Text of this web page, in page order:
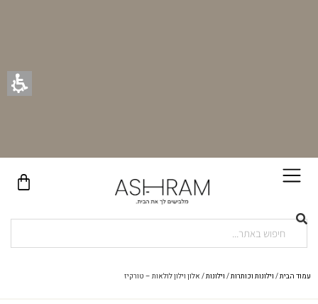
עמוד הבית/ וילונות וכותרות/ וילונות/ אלון וילון לולאות – טורקיז